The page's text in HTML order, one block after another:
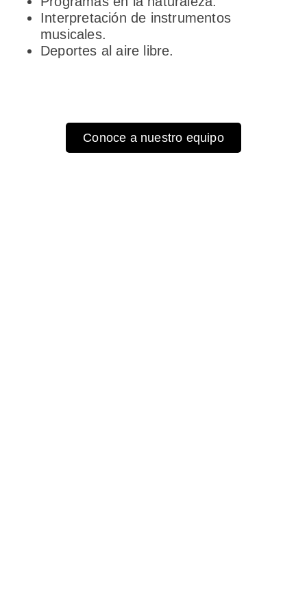
Interpretación de instrumentos
musicales.
Deportes al aire libre.
Conoce a nuestro equipo